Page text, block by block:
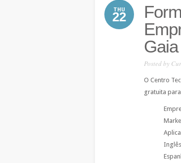
THU
22
Posted by
O Centro
gratuita
Inglês